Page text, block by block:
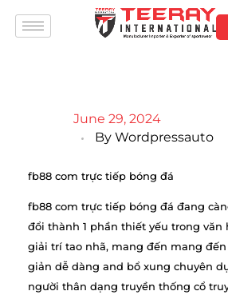
June 29, 2024
By Wordpressauto
fb88 com trực tiếp bóng đá
fb88 com trực tiếp bóng đá đang
đổi thành 1 phần thiết yếu trong văn
giải trí tao nhã, mang đến mang đến
giản dễ dàng and bổ xung chuyên
người thân dạng truyền thống cổ